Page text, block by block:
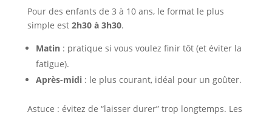
Pour des enfants de 3 à 10 ans, le format le plus
simple est 2h30 à 3h30.
Matin: pratique si vous voulez finir tôt (et éviter la
fatigue).
Après-midi: le plus courant, idéal pour un goûter.
Astuce : évitez de “laisser durer” trop longtemps. Les